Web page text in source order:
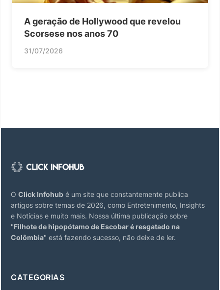
A geração de Hollywood que revelou
Scorsese nos anos 70
31/07/2026
O Click Infohub é um site que constantemente publica
artigos sobre temas de 2026, como Entretenimento, Insights
e Notícias e muito mais. Nossa última publicação sobre
"Filhote de hipopótamo de Escobar é resgatado na
Colômbia" está fazendo sucesso, não deixe de ler.
CATEGORIAS